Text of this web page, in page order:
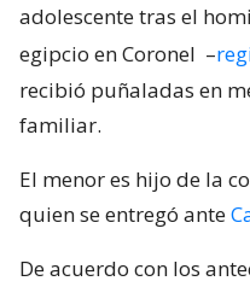
adolescente tras el
egipcio en Coronel –
recibió puñaladas en
familiar.
El menor es hijo de la
quien se entregó ante
De acuerdo con los